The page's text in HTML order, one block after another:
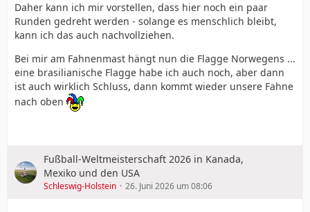
Daher kann ich mir vorstellen, dass hier noch ein paar
Runden gedreht werden - solange es menschlich bleibt,
kann ich das auch nachvollziehen.
Bei mir am Fahnenmast hängt nun die Flagge Norwegens ...
eine brasilianische Flagge habe ich auch noch, aber dann
ist auch wirklich Schluss, dann kommt wieder unsere Fahne
nach oben
Fußball-Weltmeisterschaft 2026 in Kanada,
Mexiko und den USA
Schleswig-Holstein 26. Juni 2026 um 08:06